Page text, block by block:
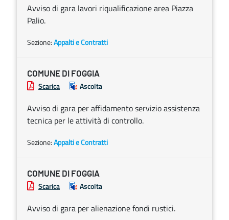
Avviso di gara lavori riqualificazione area Piazza
Palio.
Sezione:Appalti e Contratti
COMUNE DI FOGGIA
Scarica Ascolta
Avviso di gara per affidamento servizio assistenza
tecnica per le attività di controllo.
Sezione:Appalti e Contratti
COMUNE DI FOGGIA
Scarica Ascolta
Avviso di gara per alienazione fondi rustici.